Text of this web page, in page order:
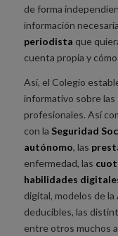
de forma
información
periodista que
cuenta propia y
Así, el Colegio
informativo sobre las
profesionales. Así
con la Seguridad
autónomo, las
enfermedad, las
habilidades
digital, modelos de
deducibles, las
entre otros muchos